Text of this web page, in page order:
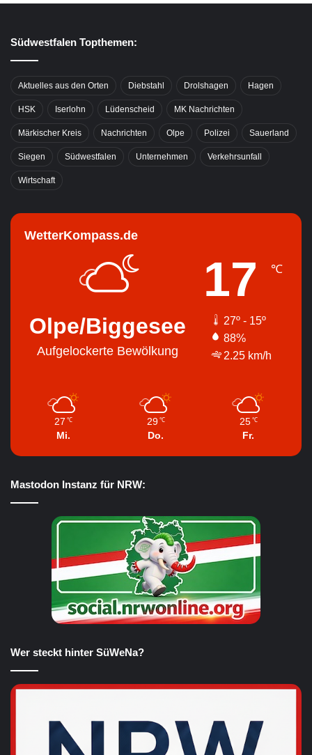
Südwestfalen Topthemen:
Aktuelles aus den Orten Diebstahl Drolshagen Hagen
HSK Iserlohn Lüdenscheid MK Nachrichten
Märkischer Kreis Nachrichten Olpe Polizei Sauerland
Siegen Südwestfalen Unternehmen Verkehrsunfall
Wirtschaft
WetterKompass.de
Olpe/Biggesee
Aufgelockerte Bewölkung
17 ℃
27º - 15º
88%
2.25 km/h
27 ℃
Mi.
29 ℃
Do.
25 ℃
Fr.
Mastodon Instanz für NRW:
Wer steckt hinter SüWeNa?